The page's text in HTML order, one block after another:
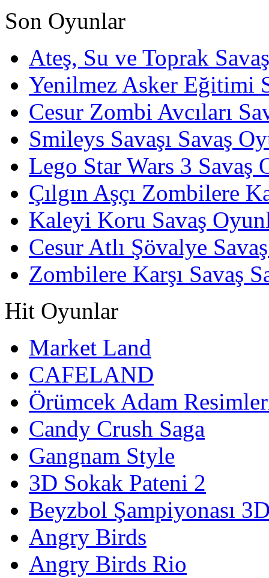
Son Oyunlar
Ateş, Su ve Toprak
Yenilmez Asker Eğitimi
Cesur Zombi Avcıları
Smileys Savaşı Savaş
Lego Star Wars 3 Savaş
Çılgın Aşçı Zombilere
Kaleyi Koru Savaş
Cesur Atlı Şövalye
Zombilere Karşı Savaş
Hit Oyunlar
Market Land
CAFELAND
Örümcek Adam
Candy Crush Saga
Gangnam Style
3D Sokak Pateni 2
Beyzbol Şampiyonası
Angry Birds
Angry Birds Rio